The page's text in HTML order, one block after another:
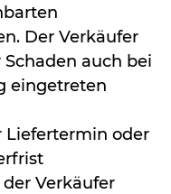
Der Verkäufer
auch bei
eingetreten
oder
Verkäufer